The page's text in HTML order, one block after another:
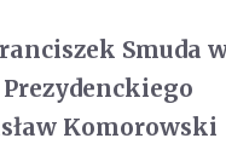
Smuda
Komorowski